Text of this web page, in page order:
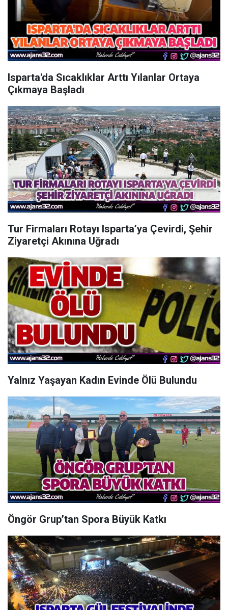
Isparta'da Sıcaklıklar Arttı Yılanlar Ortaya
Çıkmaya Başladı
Tur Firmaları Rotayı Isparta’ya Çevirdi, Şehir
Ziyaretçi Akınına Uğradı
Yalnız Yaşayan Kadın Evinde Ölü Bulundu
Öngör Grup’tan Spora Büyük Katkı